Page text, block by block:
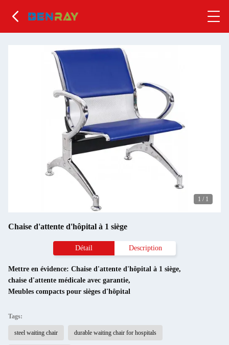
1 / 1
Chaise d'attente d'hôpital à 1 siège
Détail Description
Mettre en évidence: Chaise d'attente d'hôpital à 1 siège,
chaise d'attente médicale avec garantie,
Meubles compacts pour sièges d'hôpital
Tags:
steel waiting chair durable waiting chair for hospitals